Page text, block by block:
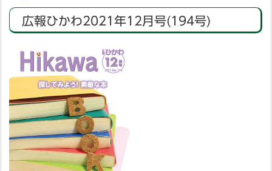
広報ひかわ2021年12月号(194号)